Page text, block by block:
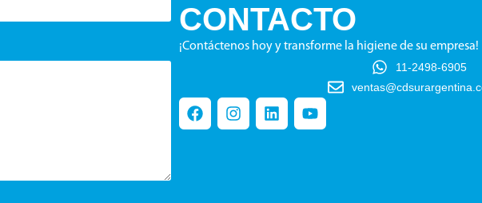
CONTACTO
¡Contáctenos hoy y transforme la higiene de su empresa!
11-2498-6905